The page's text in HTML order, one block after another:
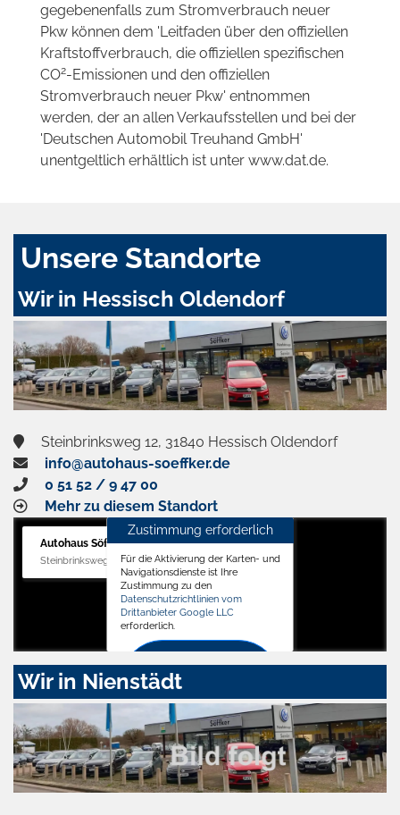
gegebenenfalls zum Stromverbrauch neuer
Pkw können dem 'Leitfaden über den offiziellen
Kraftstoffverbrauch, die offiziellen spezifischen
CO2-Emissionen und den offiziellen
Stromverbrauch neuer Pkw' entnommen
werden, der an allen Verkaufsstellen und bei der
'Deutschen Automobil Treuhand GmbH'
unentgeltlich erhältlich ist unter www.dat.de.
Unsere Standorte
Wir in Hessisch Oldendorf
Steinbrinksweg 12, 31840 Hessisch Oldendorf
info@autohaus-soeffker.de
0 51 52 / 9 47 00
Mehr zu diesem Standort
Autohaus Söffker GmbH
Steinbrinksweg 12, 31840 Hessisch Oldendorf
Zustimmung erforderlich
Für die Aktivierung der Karten- und
Navigationsdienste ist Ihre
Zustimmung zu den
Datenschutzrichtlinien vom
Drittanbieter Google LLC
erforderlich.
Zustimmen
aktivieren
Wir in Nienstädt